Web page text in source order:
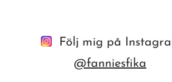
Följ mig på
@fanniesfika